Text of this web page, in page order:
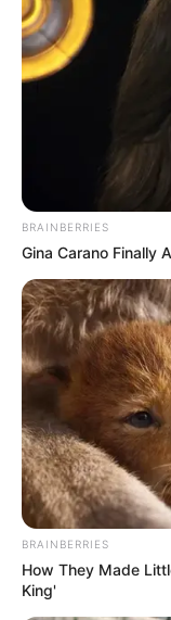
BRAINBERRIES
Gina Carano Finally
BRAINBERRIES
How They Made
King'